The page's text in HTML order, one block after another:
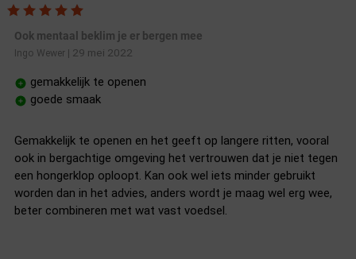
Ook mentaal beklim je er bergen mee
Ingo Wewer| 29 mei 2022
gemakkelijk te openen
goede smaak
Gemakkelijk te openen en het geeft op langere ritten, vooral
ook in bergachtige omgeving het vertrouwen dat je niet tegen
een hongerklop oploopt. Kan ook wel iets minder gebruikt
worden dan in het advies, anders wordt je maag wel erg wee,
beter combineren met wat vast voedsel.